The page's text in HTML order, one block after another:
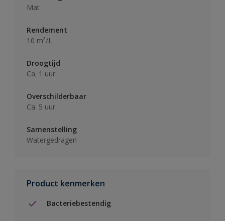
Mat
Rendement
10 m²/L
Droogtijd
Ca. 1 uur
Overschilderbaar
Ca. 5 uur
Samenstelling
Watergedragen
Product kenmerken
Bacteriebestendig